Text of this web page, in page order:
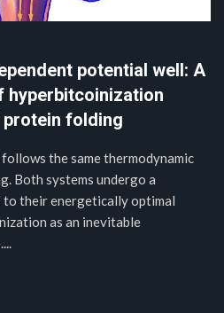
potential well: A
hyperbitcoinization
folding
the same thermodynamic
Both systems undergo a
their energetically optimal
as an inevitable